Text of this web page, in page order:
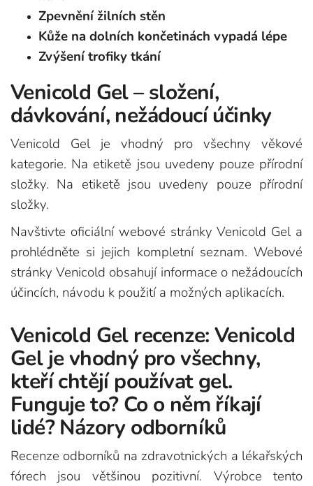
Zpevnění žilních stěn
Kůže na dolních končetinách vypadá lépe
Zvýšení trofiky tkání
Venicold Gel – složení,
dávkování, nežádoucí účinky
Venicold Gel je vhodný pro všechny věkové
kategorie. Na etiketě jsou uvedeny pouze přírodní
složky. Na etiketě jsou uvedeny pouze přírodní
složky.
Navštivte oficiální webové stránky Venicold Gel a
prohlédněte si jejich kompletní seznam. Webové
stránky Venicold obsahují informace o nežádoucích
účincích, návodu k použití a možných aplikacích.
Venicold Gel recenze: Venicold
Gel je vhodný pro všechny,
kteří chtějí používat gel.
Funguje to? Co o něm říkají
lidé? Názory odborníků
Recenze odborníků na zdravotnických a lékařských
fórech jsou většinou pozitivní. Výrobce tento